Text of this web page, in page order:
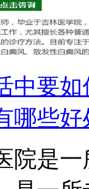
中要
哪些好
院是